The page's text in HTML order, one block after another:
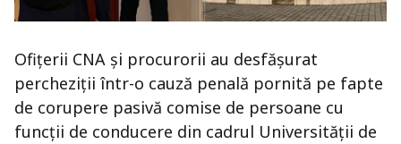
Ofițerii CNA și procurorii au desfășurat
percheziții într-o cauză penală pornită pe fapte
de corupere pasivă comise de persoane cu
funcții de conducere din cadrul Universității de